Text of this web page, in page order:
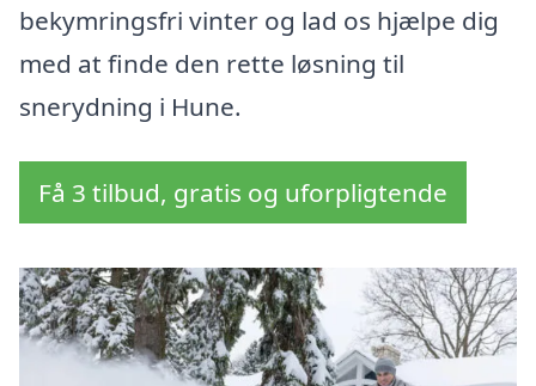
bekymringsfri vinter og lad os hjælpe dig
med at finde den rette løsning til
snerydning i Hune.
Få 3 tilbud, gratis og uforpligtende